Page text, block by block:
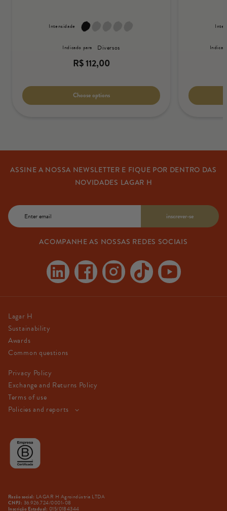
Intensidade
Indicado para Diversos
Regular
R$ 112,00
Choose options
ASSINE A NOSSA NEWSLETTER E FIQUE POR DENTRO DAS
NOVIDADES LAGAR H
Email
inscrever-se
ACOMPANHE AS NOSSAS REDES SOCIAIS
LinkedinFacebookInstagramTikTok YouTube
Lagar H
Sustainability
Awards
Common questions
Privacy Policy
Exchange and Returns Policy
Terms of use
Policies and reports
Razão social: LAGAR H Agroindústria LTDA
CNPJ: 36.926.724/0001-08
Inscrição Estadual: 015/0184344